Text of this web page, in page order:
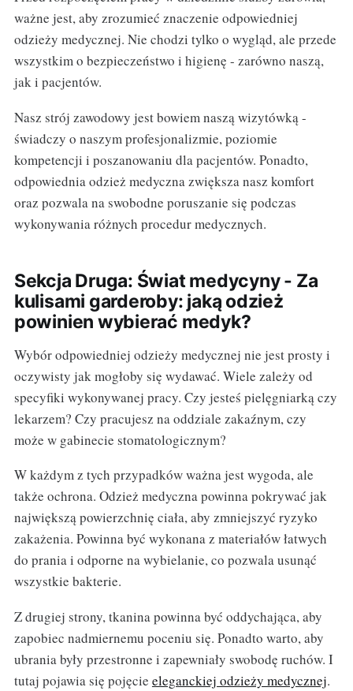
ważne jest, aby zrozumieć znaczenie odpowiedniej
odzieży medycznej. Nie chodzi tylko o wygląd, ale przede
wszystkim o bezpieczeństwo i higienę - zarówno naszą,
jak i pacjentów.
Nasz strój zawodowy jest bowiem naszą wizytówką -
świadczy o naszym profesjonalizmie, poziomie
kompetencji i poszanowaniu dla pacjentów. Ponadto,
odpowiednia odzież medyczna zwiększa nasz komfort
oraz pozwala na swobodne poruszanie się podczas
wykonywania różnych procedur medycznych.
Sekcja Druga: Świat medycyny - Za
kulisami garderoby: jaką odzież
powinien wybierać medyk?
Wybór odpowiedniej odzieży medycznej nie jest prosty i
oczywisty jak mogłoby się wydawać. Wiele zależy od
specyfiki wykonywanej pracy. Czy jesteś pielęgniarką czy
lekarzem? Czy pracujesz na oddziale zakaźnym, czy
może w gabinecie stomatologicznym?
W każdym z tych przypadków ważna jest wygoda, ale
także ochrona. Odzież medyczna powinna pokrywać jak
największą powierzchnię ciała, aby zmniejszyć ryzyko
zakażenia. Powinna być wykonana z materiałów łatwych
do prania i odporne na wybielanie, co pozwala usunąć
wszystkie bakterie.
Z drugiej strony, tkanina powinna być oddychająca, aby
zapobiec nadmiernemu poceniu się. Ponadto warto, aby
ubrania były przestronne i zapewniały swobodę ruchów. I
tutaj pojawia się pojęcie eleganckiej odzieży medycznej.